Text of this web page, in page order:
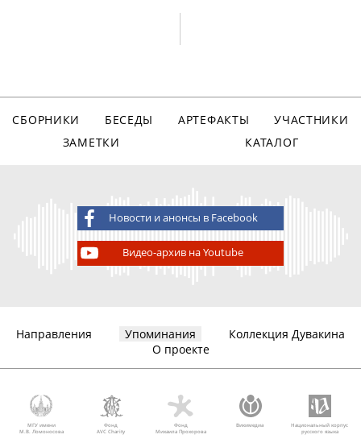
СБОРНИКИ БЕСЕДЫ АРТЕФАКТЫ
УЧАСТНИКИ
ЗАМЕТКИ
КАТАЛОГ
Новости и анонсы в Facebook
Видео-архив на Youtube
Направления Упоминания
Коллекция Дувакина
О проекте
МГУ имени
М.В. Ломоносова
Фонд
AVC Charity
Фонд
Михаила Прохорова
Викимедиа
Национальный корпус
русского языка